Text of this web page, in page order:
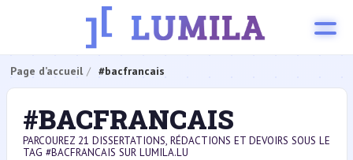
Page d’accueil #bacfrancais
#BACFRANCAIS
PARCOUREZ 21 DISSERTATIONS, RÉDACTIONS ET DEVOIRS SOUS LE
TAG #BACFRANCAIS SUR LUMILA.LU